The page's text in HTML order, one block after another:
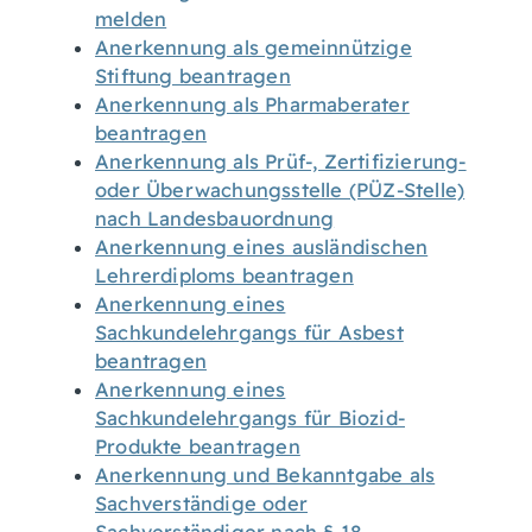
melden
Anerkennung als gemeinnützige
Stiftung beantragen
Anerkennung als Pharmaberater
beantragen
Anerkennung als Prüf-, Zertifizierung-
oder Überwachungsstelle (PÜZ-Stelle)
nach Landesbauordnung
Anerkennung eines ausländischen
Lehrerdiploms beantragen
Anerkennung eines
Sachkundelehrgangs für Asbest
beantragen
Anerkennung eines
Sachkundelehrgangs für Biozid-
Produkte beantragen
Anerkennung und Bekanntgabe als
Sachverständige oder